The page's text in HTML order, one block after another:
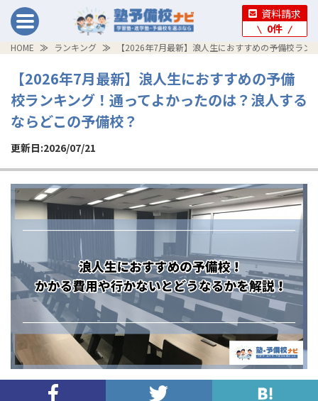
資料請求
0件
HOME ランキング 【2026年7月最新】浪人生におすすめの予備校ラ
【2026年7月最新】浪人生におすすめの予備
校ランキング！通ってよかったのは？浪人する
ならどこの予備校？
更新日:2026/07/21